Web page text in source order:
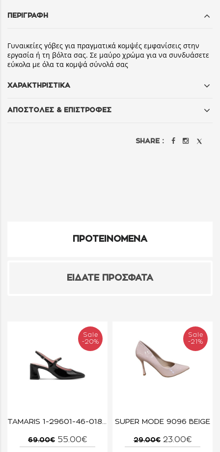
ΠΕΡΙΓΡΑΦΗ
Γυναικείες γόβες για πραγματικά κομψές εμφανίσεις στην
εργασία ή τη βόλτα σας. Σε μαύρο χρώμα για να συνδυάσετε
εύκολα με όλα τα κομψά σύνολά σας
ΧΑΡΑΚΤΗΡΙΣΤΙΚΑ
ΑΠΟΣΤΟΛΕΣ & ΕΠΙΣΤΡΟΦΕΣ
SHARE :
ΠΡΟΤΕΙΝΟΜΕΝΑ
ΕΙΔΑΤΕ ΠΡΟΣΦΑΤΑ
Sale
-20%
TAMARIS 1-29601-46-018 BLACK PATENT
69.00€ 55.00€
Sale
-21%
SUPER MODE 9096 BEIGE
29.00€ 23.00€